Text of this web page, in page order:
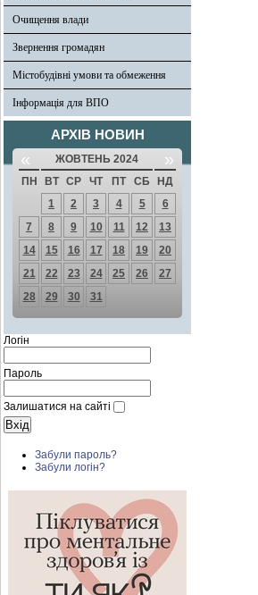
Очищення влади
Звернення громадян
Містобудівні умови та обмеження
Інформація для ВПО
АРХІВ НОВИН
« ЖОВТЕНЬ 2024 »
ПН ВТ СР ЧТ ПТ СБ
НД
1
2 3 4 5
6
7
8 9 10 11 12
13
14
15 16 17 18 19
20
21
22 23 24 25 26
27
28
29 30 31
Логін
Пароль
Залишатися на сайті
Забули пароль?
Забули логін?